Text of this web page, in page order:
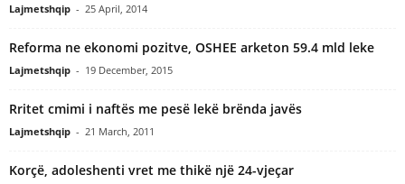
Lajmetshqip - 25 April, 2014
Reforma ne ekonomi pozitve, OSHEE arketon 59.4 mld leke
Lajmetshqip - 19 December, 2015
Rritet cmimi i naftës me pesë lekë brënda javës
Lajmetshqip - 21 March, 2011
Korçë, adoleshenti vret me thikë një 24-vjeçar